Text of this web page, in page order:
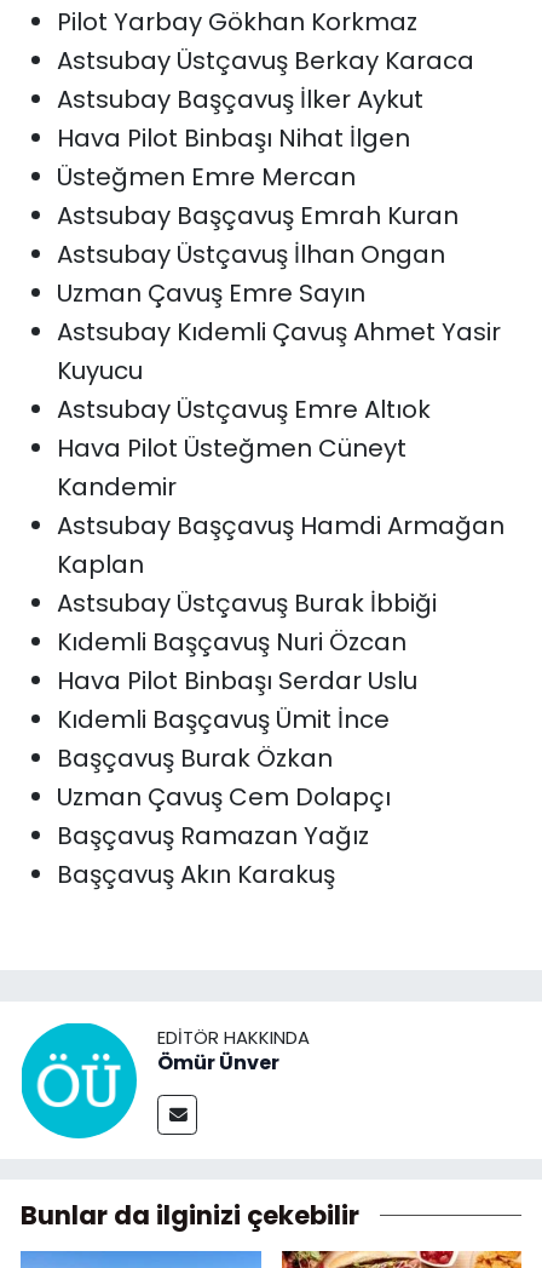
Pilot Yarbay Gökhan Korkmaz
Astsubay Üstçavuş Berkay Karaca
Astsubay Başçavuş İlker Aykut
Hava Pilot Binbaşı Nihat İlgen
Üsteğmen Emre Mercan
Astsubay Başçavuş Emrah Kuran
Astsubay Üstçavuş İlhan Ongan
Uzman Çavuş Emre Sayın
Astsubay Kıdemli Çavuş Ahmet Yasir
Kuyucu
Astsubay Üstçavuş Emre Altıok
Hava Pilot Üsteğmen Cüneyt
Kandemir
Astsubay Başçavuş Hamdi Armağan
Kaplan
Astsubay Üstçavuş Burak İbbiği
Kıdemli Başçavuş Nuri Özcan
Hava Pilot Binbaşı Serdar Uslu
Kıdemli Başçavuş Ümit İnce
Başçavuş Burak Özkan
Uzman Çavuş Cem Dolapçı
Başçavuş Ramazan Yağız
Başçavuş Akın Karakuş
EDITÖR HAKKINDA
Ömür Ünver
Bunlar da ilginizi çekebilir